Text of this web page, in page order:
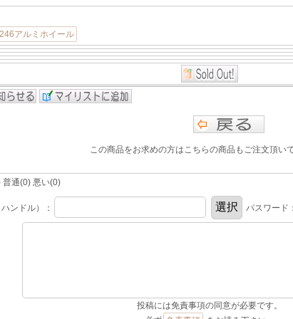
アルミホイール
この商品をお求めの方はこちらの商品もご注文頂い
通(0) 悪い(0)
ンドル）： パスワード：
投稿には免責事項の同意が必要です。